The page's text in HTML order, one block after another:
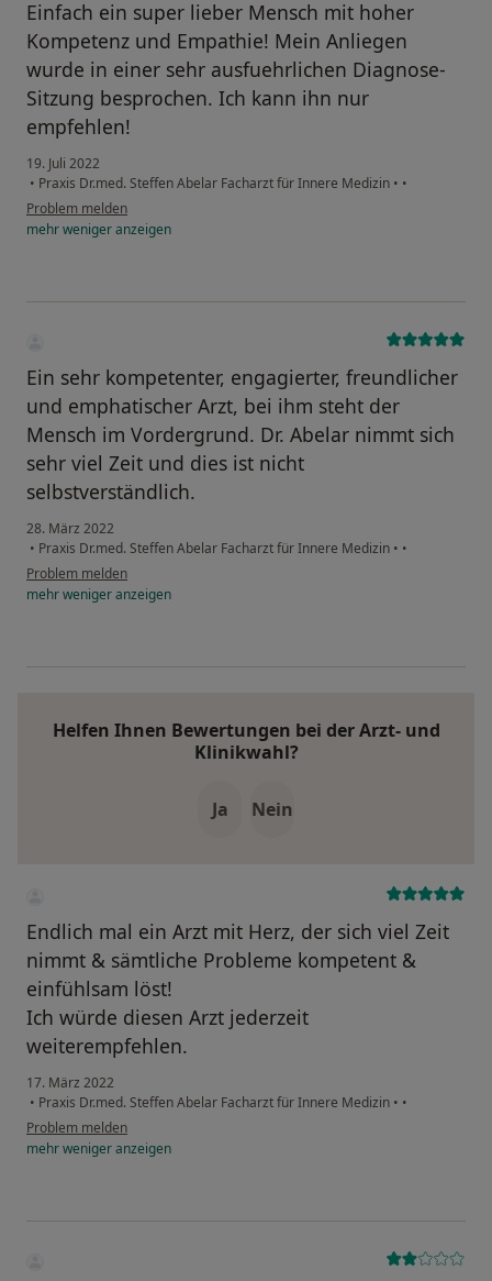
Einfach ein super lieber Mensch mit hoher
Kompetenz und Empathie! Mein Anliegen
wurde in einer sehr ausfuehrlichen Diagnose-
Sitzung besprochen. Ich kann ihn nur
empfehlen!
19. Juli 2022
• Praxis Dr.med. Steffen Abelar Facharzt für Innere Medizin • •
Problem melden
mehrwenigeranzeigen
Ein sehr kompetenter, engagierter, freundlicher
und emphatischer Arzt, bei ihm steht der
Mensch im Vordergrund. Dr. Abelar nimmt sich
sehr viel Zeit und dies ist nicht
selbstverständlich.
28. März 2022
• Praxis Dr.med. Steffen Abelar Facharzt für Innere Medizin • •
Problem melden
mehrwenigeranzeigen
Helfen Ihnen Bewertungen bei der Arzt- und
Klinikwahl?
Ja Nein
Endlich mal ein Arzt mit Herz, der sich viel Zeit
nimmt & sämtliche Probleme kompetent &
einfühlsam löst!
Ich würde diesen Arzt jederzeit
weiterempfehlen.
17. März 2022
• Praxis Dr.med. Steffen Abelar Facharzt für Innere Medizin • •
Problem melden
mehrwenigeranzeigen